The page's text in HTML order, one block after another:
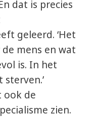
dat is precies
geleerd. ‘Het
mens en wat
is. In het
ook de
zien.